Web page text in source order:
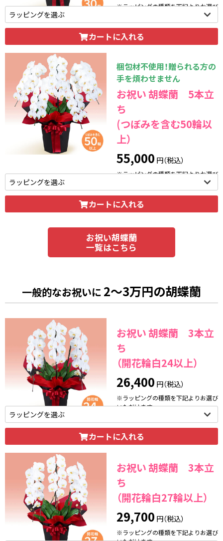
※ラッピングの種類を下記よりお選び
カートに入れる
梱包材不使用！贈られる方の
手を煩わせません
お祝い 胡蝶蘭 5本立
ち
(つぼみを含む50輪以
上）
55,000 円（税込）
※ラッピングの種類を下記よりお選び
カートに入れる
お祝い胡蝶蘭
一覧はこちら
一般的なお祝いに 2～3万円の胡蝶蘭
お祝い 胡蝶蘭 3本立
ち
（開花輪白24以上）
26,400 円（税込）
※ラッピングの種類を下記よりお選び
いただけます。
カートに入れる
お祝い 胡蝶蘭 3本立
ち
（開花輪白27輪以上）
29,700 円（税込）
※ラッピングの種類を下記よりお選び